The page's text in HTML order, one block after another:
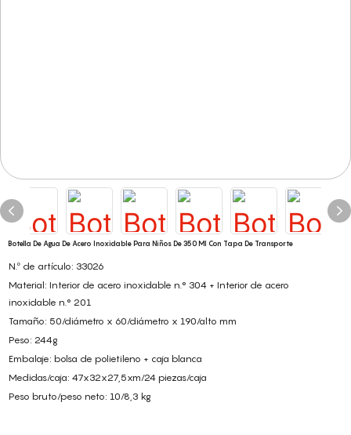
Botella De Agua De Acero Inoxidable Para Niños De 350 Ml Con Tapa De Transporte
N.º de artículo: 33026
Material: Interior de acero inoxidable n.° 304 + Interior de acero
inoxidable n.° 201
Tamaño: 50/diámetro x 60/diámetro x 190/alto mm
Peso: 244g
Embalaje: bolsa de polietileno + caja blanca
Medidas/caja: 47x32x27,5xm/24 piezas/caja
Peso bruto/peso neto: 10/8,3 kg